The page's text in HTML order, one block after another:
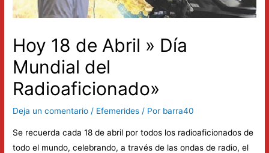
Hoy 18 de Abril » Día
Mundial del
Radioaficionado»
Deja un comentario / Efemerides / Por barra40
Se recuerda cada 18 de abril por todos los radioaficionados de
todo el mundo, celebrando, a través de las ondas de radio, el